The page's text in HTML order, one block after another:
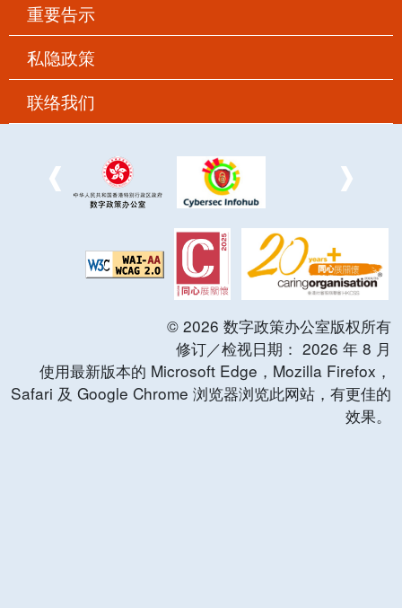
重要告示
私隐政策
联络我们
© 2026 数字政策办公室版权所有
修订／检视日期： 2026 年 8 月
使用最新版本的 Microsoft Edge，Mozilla Firefox，
Safari 及 Google Chrome 浏览器浏览此网站，有更佳的
效果。